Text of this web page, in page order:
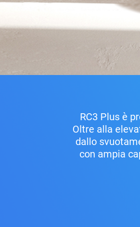
RC3 Plus è
Oltre alla
dallo
con ampia